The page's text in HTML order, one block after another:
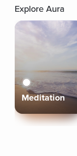
Explore Aura
Meditation